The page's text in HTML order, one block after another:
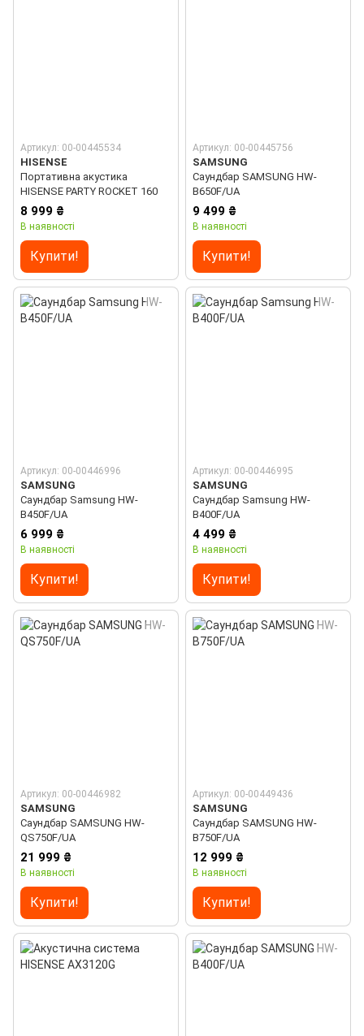
Артикул: 00-00445534
HISENSE
Портативна акустика
HISENSE PARTY ROCKET 160
8 999 ₴
В наявності
Купити!
Артикул: 00-00445756
SAMSUNG
Саундбар SAMSUNG HW-
B650F/UA
9 499 ₴
В наявності
Купити!
Артикул: 00-00446996
SAMSUNG
Саундбар Samsung HW-
B450F/UA
6 999 ₴
В наявності
Купити!
Артикул: 00-00446995
SAMSUNG
Саундбар Samsung HW-
B400F/UA
4 499 ₴
В наявності
Купити!
Артикул: 00-00446982
SAMSUNG
Саундбар SAMSUNG HW-
QS750F/UA
21 999 ₴
В наявності
Купити!
Артикул: 00-00449436
SAMSUNG
Саундбар SAMSUNG HW-
B750F/UA
12 999 ₴
В наявності
Купити!